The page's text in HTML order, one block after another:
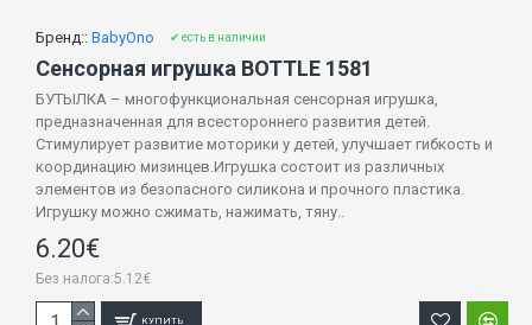
Бренд:: BabyOno ✔ есть в наличии
Сенсорная игрушка BOTTLE 1581
БУТЫЛКА – многофункциональная сенсорная игрушка,
предназначенная для всестороннего развития детей.
Стимулирует развитие моторики у детей, улучшает гибкость и
координацию мизинцев.Игрушка состоит из различных
элементов из безопасного силикона и прочного пластика.
Игрушку можно сжимать, нажимать, тяну..
6.20€
Без налога:5.12€
КУПИТЬ